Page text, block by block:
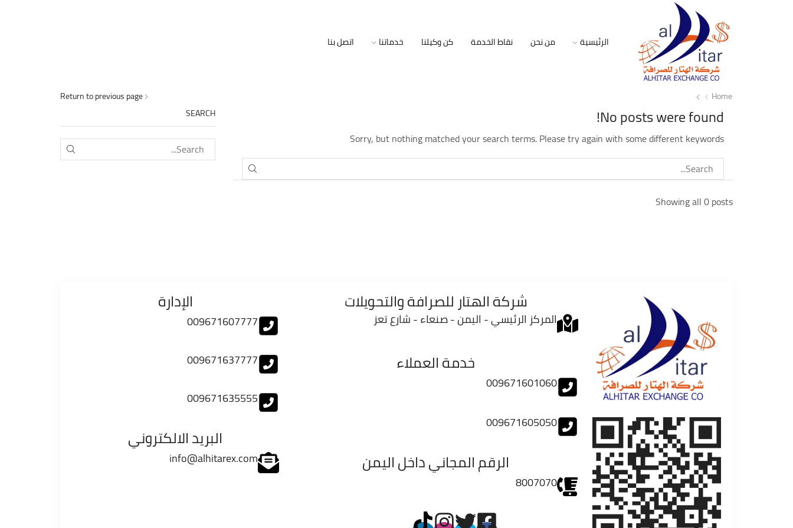
الرئيسية من نحن نقاط الخدمة كن وكيلنا خدماتنا اتصل بنا
Return to previous page Home
No posts were found!
Sorry, but nothing matched your search terms. Please try again with some different keywords
SEARCH
Showing all 0 posts
SEARCH
SEARCH
شركة الهتار للصرافة والتحويلات
المركز الرئيسي - اليمن - صنعاء - شارع تعز
خدمة العملاء
009671601060
009671605050
الرقم المجاني داخل اليمن
8007070
الإدارة
009671607777
009671637777
009671635555
البريد الالكتروني
info@alhitarex.com